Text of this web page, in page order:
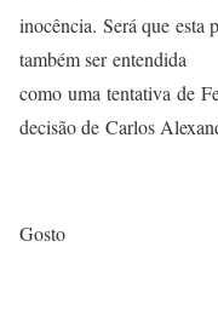
inocência. Será que esta
também ser entendida
como uma tentativa de
decisão de Carlos
Gosto